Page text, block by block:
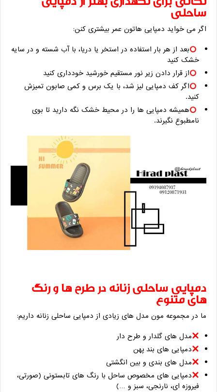
ساحلی
اگر می‌ خواید دمپایی ‌هاتون عمر بیشتری کنن:
بعد از هر بار استفاده در استخر یا دریا، با آب شسته و در سایه
خشک کنید
از قرار دادن زیر نور مستقیم خورشید خودداری کنید
اگر کف دمپایی لیز شد، با یک برس و کمی صابون تمیزش
کنید.
همیشه دمپایی ‌ها را در محیط خشک نگه دارید تا بوی
نامطبوع نگیرند.
دمپایی ساحلی زنانه در طرح ‌ها و رنگ
‌های متنوع
ما در مجموعه ‌مون مدل‌ های زیادی از دمپایی ساحلی زنانه داریم:
مدل‌ های گلدار و طرح‌ دار
دمپایی‌ های بند پهن
مدل ‌های بندی و بین ‌انگشتی
دمپایی‌ های مخصوص ساحل با رنگ‌ های تابستونی (صورتی،
فیروزه ‌ای، نارنجی، سبز و …)